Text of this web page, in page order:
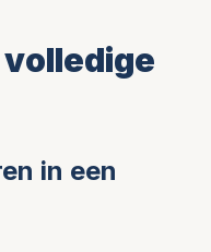
in een